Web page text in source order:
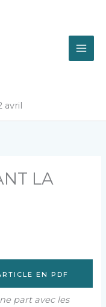
avril
LA
EN PDF
part avec les